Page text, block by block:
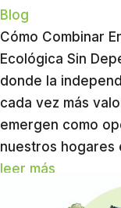
Blog
Cómo Combinar
Ecológica Sin
donde la
cada vez más
emergen como
nuestros hogares
leer más